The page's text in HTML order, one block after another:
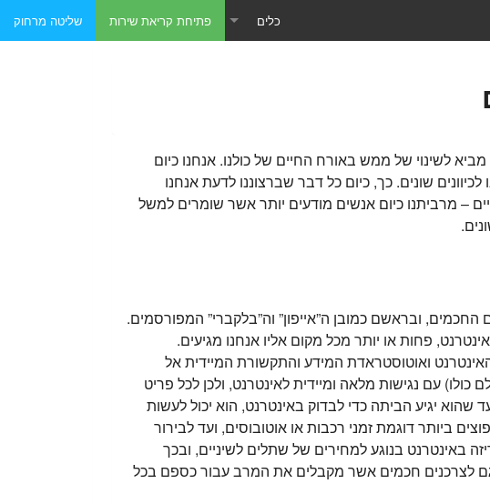
שליטה מרחוק פתיחת קריאת שירות כלים
לשינוי של ממש באורח החיים של כולנו. אנחנו כיום
שונים. כך, כיום כל דבר שברצוננו לדעת אנחנו
– מרביתנו כיום אנשים מודעים יותר אשר שומרים למשל
ובראשם כמובן ה”אייפון” וה”בלקברי” המפורסמים.
פחות או יותר מכל מקום אליו אנחנו מגיעים.
ואוטוסטראדת המידע והתקשורת המיידית אל
עם נגישות מלאה ומיידית לאינטרנט, ולכן לכל פריט
שהוא יגיע הביתה כדי לבדוק באינטרנט, הוא יכול לעשות
ביותר דוגמת זמני רכבות או אוטובוסים, ועד לבירור
באינטרנט בנוגע למחירים של שתלים לשיניים, ובכך
לצרכנים חכמים אשר מקבלים את המרב עבור כספם בכל